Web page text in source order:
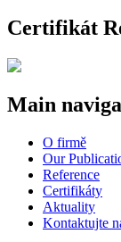
Certifikát
Main
O firmě
Our
Reference
Certifikáty
Aktuality
Kontaktujte